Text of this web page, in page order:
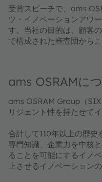
受賞スピーチで、ams
ツ・イノベーションアワ
す。当社の目的は、顧客
で構成された審査団から
ams OSRAMに
ams OSRAM Group（
リジェント性を持たせて
合計して110年以上の歴
専門知識、企業力を中核
ることを可能にするイノ
上させるイノベーション